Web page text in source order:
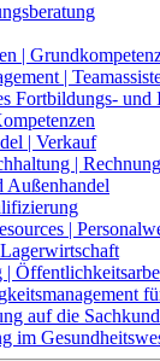
|
|
Fortbildungs- und
| Verkauf
|
Außenhandel
|
|
auf die
im